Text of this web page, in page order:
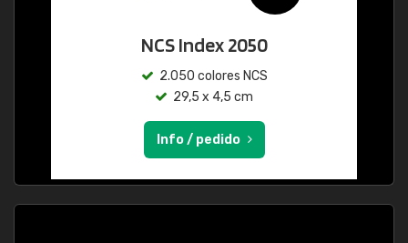
NCS Index 2050
2.050 colores NCS
29,5 x 4,5 cm
Info / pedido